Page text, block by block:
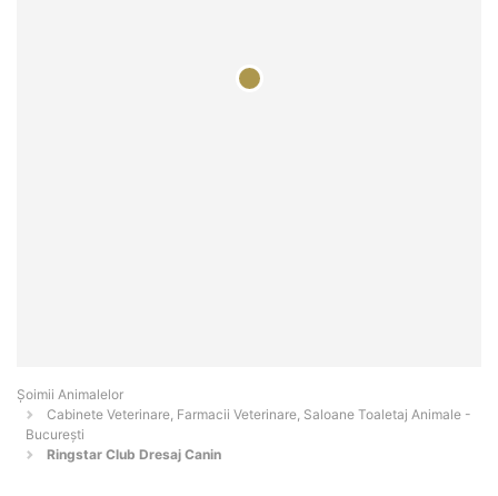
Şoimii Animalelor
Cabinete Veterinare, Farmacii Veterinare, Saloane Toaletaj Animale -
Bucureşti
Ringstar Club Dresaj Canin